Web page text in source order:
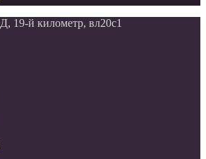
19-й километр, вл20с1